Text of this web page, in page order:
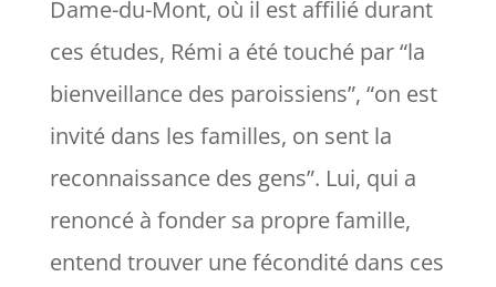
Dame-du-Mont, où il est affilié durant
ces études, Rémi a été touché par “la
bienveillance des paroissiens”, “on est
invité dans les familles, on sent la
reconnaissance des gens”. Lui, qui a
renoncé à fonder sa propre famille,
entend trouver une fécondité dans ces